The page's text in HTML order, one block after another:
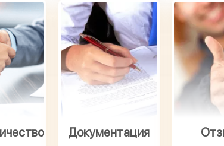
Документация